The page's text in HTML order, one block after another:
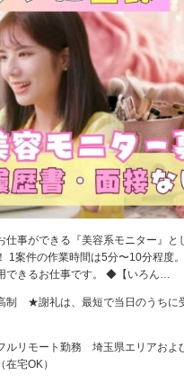
仕事ができる『美容系モニター』と
1案件の作業時間は5分〜10分程度
できるお仕事です。 ◆【いろん…
制 ★謝礼は、最短で当日のうちに
ルリモート勤務 埼玉県エリアおよ
在宅OK）